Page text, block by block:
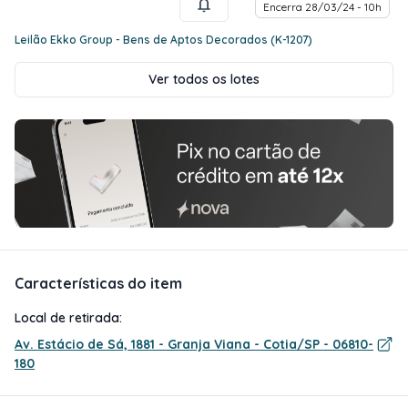
Encerra 28/03/24 - 10h
Leilão Ekko Group - Bens de Aptos Decorados (K-1207)
Ver todos os lotes
Características do item
Local de retirada:
Av. Estácio de Sá, 1881 - Granja Viana - Cotia/SP - 06810-
180